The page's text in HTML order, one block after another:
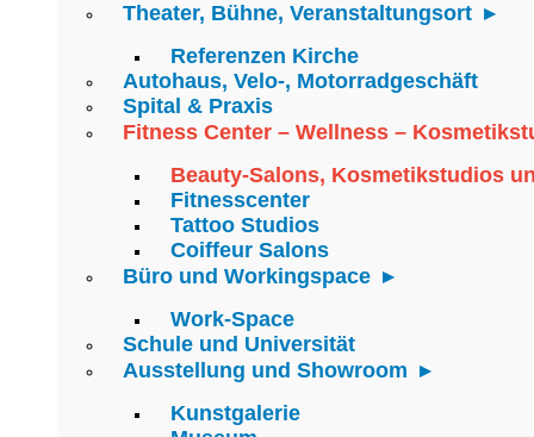
Theater, Bühne, Veranstaltungsort
Referenzen Kirche
Autohaus, Velo-, Motorradgeschäft
Spital & Praxis
Fitness Center – Wellness –
Beauty-Salons, Kosmetikstudios
Fitnesscenter
Tattoo Studios
Coiffeur Salons
Büro und Workingspace
Work-Space
Schule und Universität
Ausstellung und Showroom
Kunstgalerie